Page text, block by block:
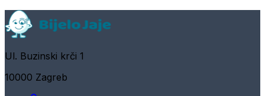
Ul. Buzinski krči 1
10000 Zagreb